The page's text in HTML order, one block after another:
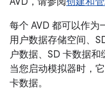
每个 AVD 都可以作为
用户数据存储空间、
户数据、SD 卡数据和
当您启动模拟器时，
卡数据。